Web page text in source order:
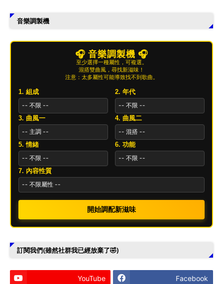
音樂調製機
🎧 音樂調製機 🎧
至少選擇一種屬性，可複選。
混搭雙曲風，尋找新滋味！
注意：太多屬性可能導致找不到歌曲。
1. 組成 2. 年代
3. 曲風一 4. 曲風二
5. 情緒 6. 功能
7. 內容性質
開始調配新滋味
訂閱我們(雖然社群我已經放棄了🤣)
YouTube Facebook